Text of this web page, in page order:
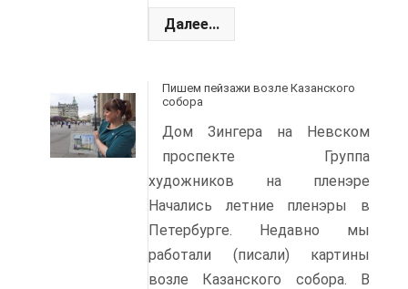
Далее...
Пишем пейзажи возле Казанского
собора
Дом Зингера на Невском
проспекте Группа
художников на пленэре
Начались летние пленэры в
Петербурге. Недавно мы
работали (писали) картины
возле Казанского собора. В